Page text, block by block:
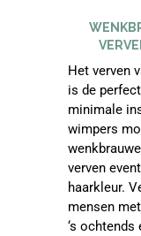
Het verven
is de
minimale
wimpers
verven
haarkleur.
mensen
‘s